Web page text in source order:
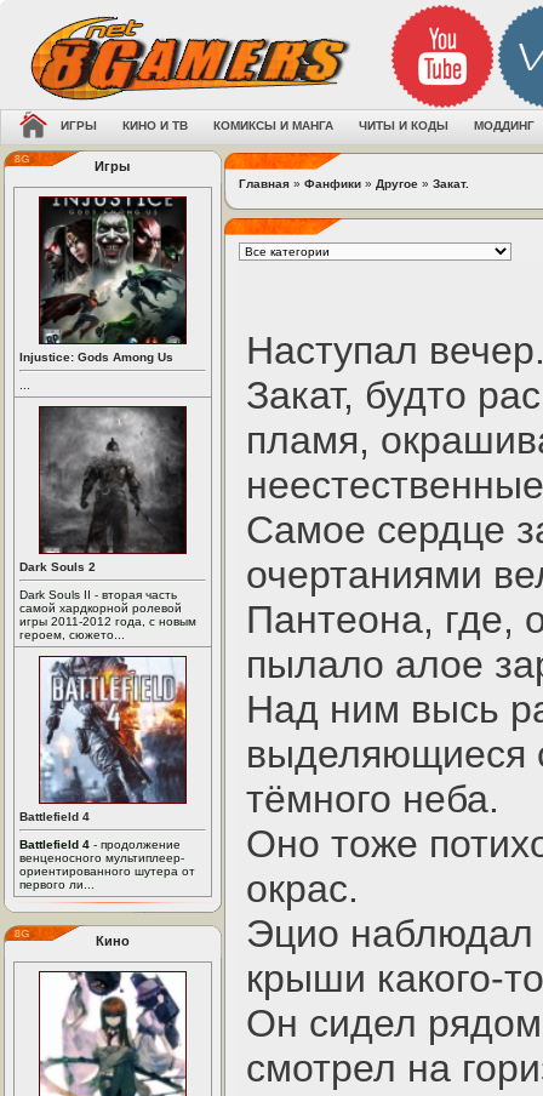
ИГРЫ КИНО И ТВ КОМИКСЫ И МАНГА ЧИТЫ И КОДЫ МОДДИНГ
Игры
Injustice: Gods Among Us
Dark Souls 2
Dark Souls II - вторая часть
самой хардкорной ролевой
игры 2011-2012 года, с новым
героем, сюжето...
Battlefield 4
Battlefield 4 - продолжение
венценосного мультиплеер-
ориентированного шутера от
первого ли...
Кино
Главная » Фанфики » Другое » Закат.
Наступал
Закат, будто
пламя,
Самое сердце
очертаниями
Пантеона, где,
пылало алое
Над ним высь
выделяющиеся
тёмного неба.
Оно тоже
окрас.
Эцио наблюдал
крыши какого-
Он сидел рядом
смотрел на